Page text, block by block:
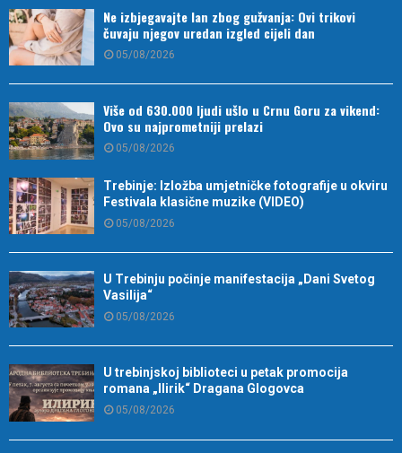
Ne izbjegavajte lan zbog gužvanja: Ovi trikovi
čuvaju njegov uredan izgled cijeli dan
05/08/2026
Više od 630.000 ljudi ušlo u Crnu Goru za vikend:
Ovo su najprometniji prelazi
05/08/2026
Trebinje: Izložba umjetničke fotografije u okviru
Festivala klasične muzike (VIDEO)
05/08/2026
U Trebinju počinje manifestacija „Dani Svetog
Vasilija“
05/08/2026
U trebinjskoj biblioteci u petak promocija
romana „Ilirik“ Dragana Glogovca
05/08/2026